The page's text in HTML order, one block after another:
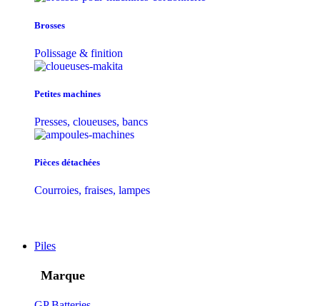
Brosses
Polissage & finition
Petites machines
Presses, cloueuses, bancs
Pièces détachées
Courroies, fraises, lampes
Piles
Marque